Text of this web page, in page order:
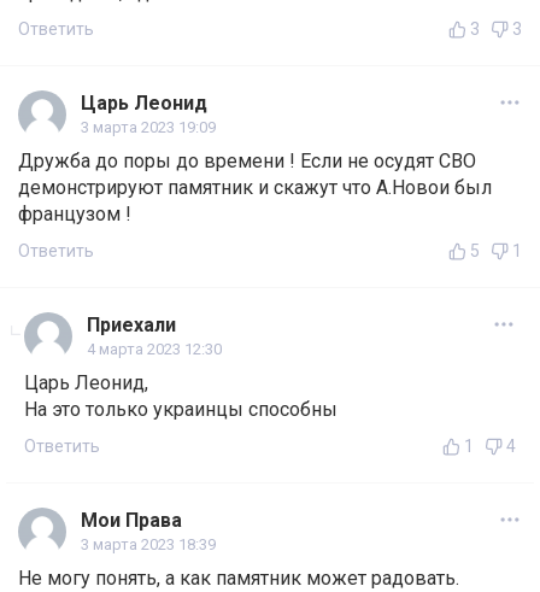
Ответить 3 3
Царь Леонид
3 марта 2023 19:09
Дружба до поры до времени ! Если не осудят СВО
демонстрируют памятник и скажут что А.Новои был
французом !
Ответить 5 1
Приехали
4 марта 2023 12:30
Царь Леонид,
На это только украинцы способны
Ответить 1 4
Мои Права
3 марта 2023 18:39
Не могу понять, а как памятник может радовать.